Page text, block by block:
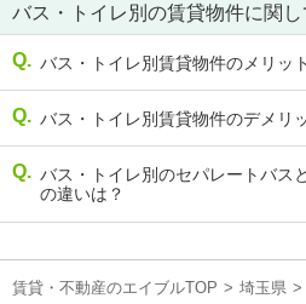
バス・トイレ別の賃貸物件に関し
バス・トイレ別賃貸物件のメリッ
バス・トイレ別賃貸物件のデメリ
バス・トイレ別のセパレートバス
の違いは？
賃貸・不動産のエイブルTOP > 埼玉県 >